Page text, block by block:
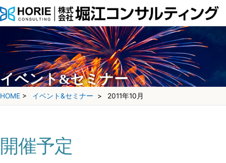
イベント&セミナー
HOME > イベント&セミナー > 2011年10月
開催予定